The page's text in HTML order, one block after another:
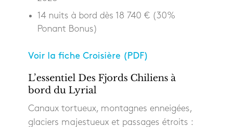
14 nuits à bord dès 18 740 € (30%
Ponant Bonus)
Voir la fiche Croisière (PDF)
L’essentiel Des Fjords Chiliens à
bord du Lyrial
Canaux tortueux, montagnes enneigées,
glaciers majestueux et passages étroits :